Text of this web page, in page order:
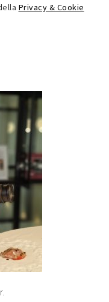
Privacy & Cookie